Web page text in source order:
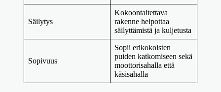
Säilytys
Kokoontaitettava
rakenne helpottaa
säilyttämistä ja kuljetusta
Sopivuus
Sopii erikokoisten
puiden katkomiseen sekä
moottorisahalla että
käsisahalla